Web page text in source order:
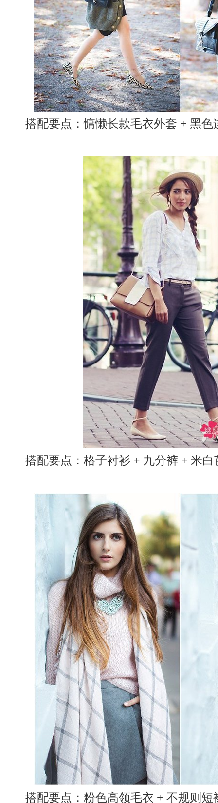
搭配要点：慵懒长款毛衣外套 + 黑色
搭配要点：格子衬衫 + 九分裤 + 米
搭配要点：粉色高领毛衣 + 不规则短